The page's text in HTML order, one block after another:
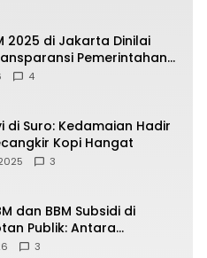
2025 di Jakarta Dinilai
Pemerintahan
Dipertanyakan
4
di Suro: Kedamaian Hadir
Kopi Hangat
3
dan BBM Subsidi di
Publik: Antara
Negara, Hak Konsumen,
3